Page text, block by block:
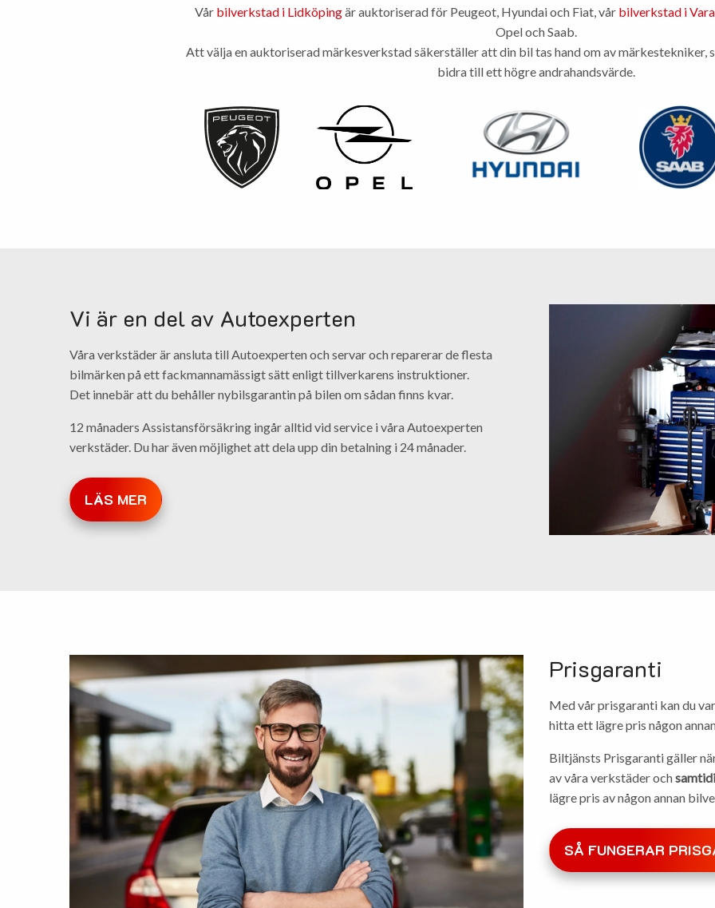
FORDON
Registreringsnummer*
TJÄNST
Vilken verkstadstjänst vill du boka?
Vilket datum skulle du vilja lämna in bilen?*
Önskar du hyrbil? Kostnad 450 kr/dygn *
Fält markerade med
Ditt namn
FORDON
Registreringsnummer
Bilmärke*
Bilmodell
Mätarställning
Årsmodell
TJÄNST
Vilken
Typ av bil*
Vilket datum skulle
Vår bilverkstad i Lidköpingär auktoriserad för Peugeot, Hyundai och Fiat, vår bilverkstad i Vara
Opel och Saab.
Att välja en auktoriserad märkesverkstad säkerställer att din bil tas hand om av märkestekniker,
bidra till ett högre andrahandsvärde.
Vi är en del av Autoexperten
Våra verkstäder är ansluta till Autoexperten och servar och reparerar de flesta
bilmärken på ett fackmannamässigt sätt enligt tillverkarens instruktioner.
Det innebär att du behåller nybilsgarantin på bilen om sådan finns kvar.
12 månaders Assistansförsäkring ingår alltid vid service i våra Autoexperten
verkstäder. Du har även möjlighet att dela upp din betalning i 24 månader.
LÄS MER
Prisgaranti
Med vår prisgaranti kan du
hitta ett lägre pris någon
Biltjänsts Prisgaranti gäller
av våra verkstäder och
lägre pris av någon annan
SÅ FUNGERAR